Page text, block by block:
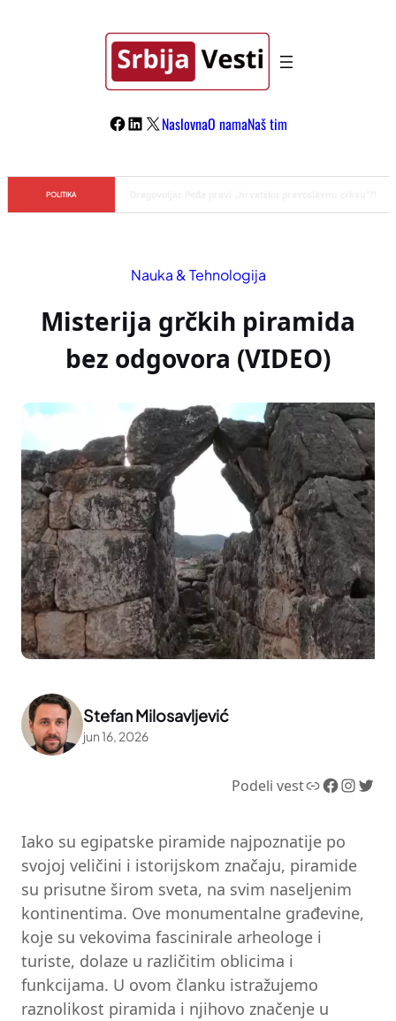
Facebook
LinkedIn
X NaslovnaO namaNaš tim
POLITIKA
Nauka & Tehnologija
Misterija grčkih piramida
bez odgovora (VIDEO)
Stefan Milosavljević
jun 16, 2026
Podeli vestLink Facebook InstagramTwitter
Iako su egipatske piramide najpoznatije po
svojoj veličini i istorijskom značaju, piramide
su prisutne širom sveta, na svim naseljenim
kontinentima. Ove monumentalne građevine,
koje su vekovima fascinirale arheologe i
turiste, dolaze u različitim oblicima i
funkcijama. U ovom članku istražujemo
raznolikost piramida i njihovo značenje u